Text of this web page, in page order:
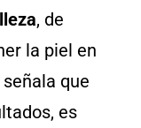
, de
la piel en
señala que
es